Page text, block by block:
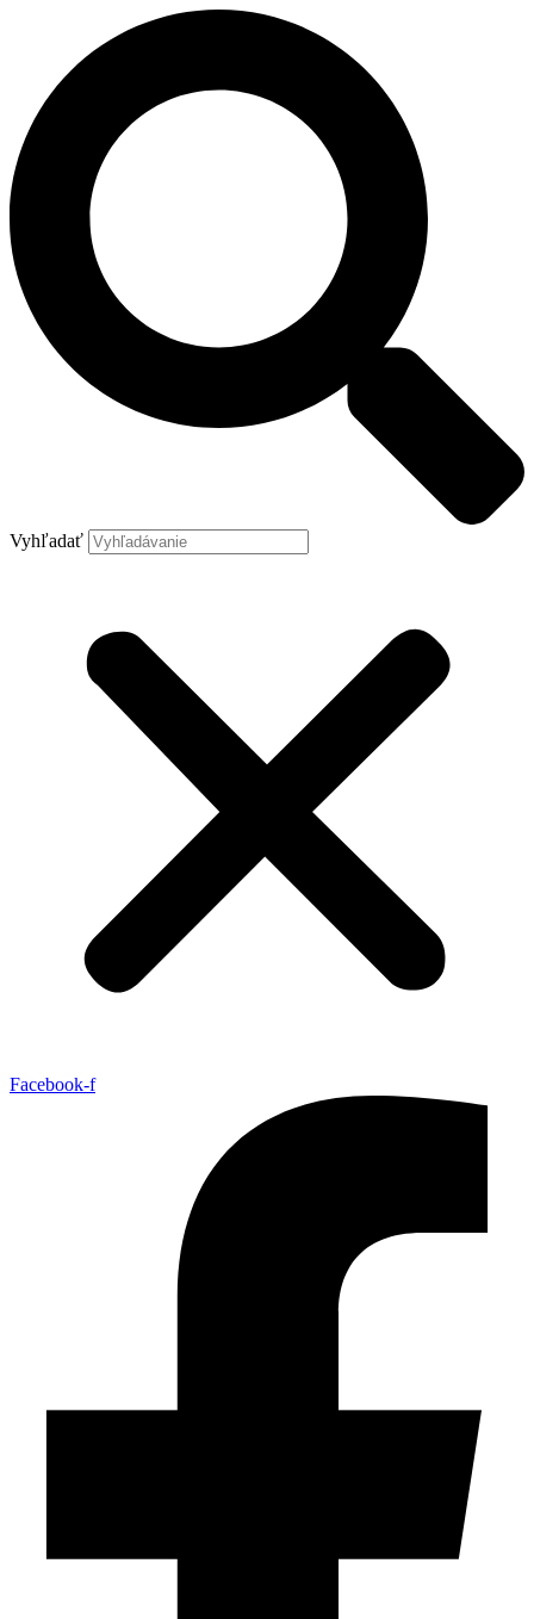
Vyhľadať
Facebook-f